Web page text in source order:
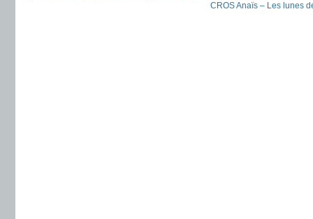
CROS Anaïs – Les lunes